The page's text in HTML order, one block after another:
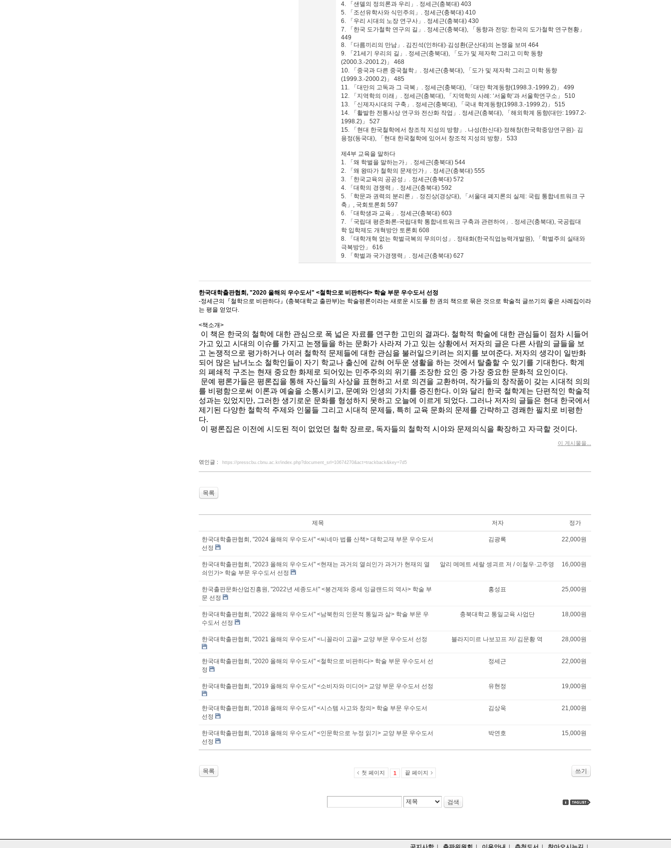
4. 「샌델의 정의론과 우리」. 정세근(충북대) 403
5. 「조선유학사와 식민주의」. 정세근(충북대) 410
6. 「우리 시대의 노장 연구사」. 정세근(충북대) 430
7. 「한국 도가철학 연구의 길」. 정세근(충북대), 「동향과 전망: 한국의 도가철학 연구현황」
449
8. 「다름끼리의 만남」. 김진석(인하대)·김성환(군산대)의 논쟁을 보며 464
9. 「21세기 우리의 길」. 정세근(충북대), 「도가 및 제자학 그리고 미학 동향
(2000.3.-2001.2)」 468
10. 「중국과 다른 중국철학」. 정세근(충북대), 「도가 및 제자학 그리고 미학 동향
(1999.3.-2000.2)」 485
11. 「대만의 고독과 그 극복」. 정세근(충북대), 「대만 학계동향(1998.3.-1999.2)」 499
12. 「지역학의 미래」. 정세근(충북대), 「지역학의 사례: ‘서울학’과 서울학연구소」 510
13. 「신제자시대의 구축」. 정세근(충북대), 「국내 학계동향(1998.3.-1999.2)」 515
14. 「활발한 전통사상 연구와 전산화 작업」. 정세근(충북대), 「해외학계 동향(대만: 1997.2-
1998.2)」 527
15. 「현대 한국철학에서 창조적 지성의 방향」. 나성(한신대)·정해창(한국학중앙연구원)· 김
용정(동국대), 「현대 한국철학에 있어서 창조적 지성의 방향」 533
제4부 교육을 말하다
1. 「왜 학벌을 말하는가」. 정세근(충북대) 544
2. 「왜 왕따가 철학의 문제인가」. 정세근(충북대) 555
3. 「한국교육의 공공성」. 정세근(충북대) 572
4. 「대학의 경쟁력」. 정세근(충북대) 592
5. 「학문과 권력의 분리론」. 정진상(경상대), 「서울대 폐지론의 실제: 국립 통합네트워크 구
축」, 국회토론회 597
6. 「대학생과 교육」. 정세근(충북대) 603
7. 「국립대 평준화론-국립대학 통합네트워크 구축과 관련하여」. 정세근(충북대), 국공립대
학 입학제도 개혁방안 토론회 608
8. 「대학개혁 없는 학벌극복의 무의미성」. 정태화(한국직업능력개발원), 「학벌주의 실태와
극복방안」 616
9. 「학벌과 국가경쟁력」. 정세근(충북대) 627
한국대학출판협회, "2020 올해의 우수도서" <철학으로 비판하다> 학술 부문 우수도서 선정
-정세근의『철학으로 비판하다』(충북대학교 출판부)는 학술평론이라는 새로운 시도를 한 권의 책으로 묶은 것으로 학술적 글쓰기의 좋은 사례집이라
는 평을 얻었다.
<책소개>
이 책은 한국의 철학에 대한 관심으로 폭 넓은 자료를 연구한 고민의 결과다. 철학적 학술에 대한 관심들이 점차 시들어
가고 있고 시대의 이슈를 가지고 논쟁들을 하는 문화가 사라져 가고 있는 상황에서 저자의 글은 다른 사람의 글들을 보
고 논쟁적으로 평가하거나 여러 철학적 문제들에 대한 관심을 불러일으키려는 의지를 보여준다. 저자의 생각이 일반화
되어 많은 남녀노소 철학인들이 자기 학교나 출신에 갇혀 어두운 생활을 하는 것에서 탈출할 수 있기를 기대한다. 학계
의 폐쇄적 구조는 현재 중요한 화제로 되어있는 민주주의의 위기를 조장한 요인 중 가장 중요한 문화적 요인이다.
문예 평론가들은 평론집을 통해 자신들의 사상을 표현하고 서로 의견을 교환하며 , 작가들의 창작품이 갖는 시대적 의의
를 비평함으로써 이론과 예술을 소통시키고, 문예와 인생의 가치를 증진한다. 이와 달리 한국 철학계는 단편적인 학술적
성과는 있었지만, 그러한 생기로운 문화를 형성하지 못하고 오늘에 이르게 되었다. 그러나 저자의 글들은 현대 한국에서
제기된 다양한 철학적 주제와 인물들 그리고 시대적 문제들, 특히 교육 문화의 문제를 간략하고 경쾌한 필치로 비평한
다.
이 평론집은 이전에 시도된 적이 없었던 철학 장르로, 독자들의 철학적 시야와 문제의식을 확장하고 자극할 것이다.
이 게시물을...
엮인글 : https://presscbu.cbnu.ac.kr/index.php?document_srl=10674270&act=trackback&key=7d5
목록
제목 저자 정가
한국대학출판협회, "2024 올해의 우수도서" <씨네마 법률 산책> 대학교재 부문 우수도서
선정
김광록 22,000원
한국대학출판협회, "2023 올해의 우수도서" <현재는 과거의 열쇠인가 과거가 현재의 열
쇠인가> 학술 부문 우수도서 선정
알리 메메트 세랄 셍괴르 저 / 이철우·고주영 16,000원
한국출판문화산업진흥원, "2022년 세종도서" <봉건제와 중세 잉글랜드의 역사> 학술 부
문 선정
홍성표 25,000원
한국대학출판협회, "2022 올해의 우수도서" <남북한의 인문적 통일과 삶> 학술 부문 우
수도서 선정
충북대학교 통일교육 사업단 18,000원
한국대학출판협회, "2021 올해의 우수도서" <니꼴라이 고골> 교양 부문 우수도서 선정 블라지미르 나보꼬프 저/ 김문황 역 28,000원
한국대학출판협회, "2020 올해의 우수도서" <철학으로 비판하다> 학술 부문 우수도서 선
정
정세근 22,000원
한국대학출판협회, "2019 올해의 우수도서" <소비자와 미디어> 교양 부문 우수도서 선정 유현정 19,000원
한국대학출판협회, "2018 올해의 우수도서" <시스템 사고와 창의> 학술 부문 우수도서
선정
김상욱 21,000원
한국대학출판협회, "2018 올해의 우수도서" <인문학으로 누정 읽기> 교양 부문 우수도서
선정
박연호 15,000원
목록 쓰기
첫 페이지 1 끝 페이지
검색